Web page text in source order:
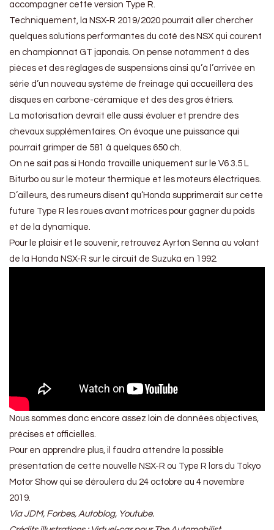
accompagner cette version Type R.
Techniquement, la NSX-R 2019/2020 pourrait aller chercher
quelques solutions performantes du coté des NSX qui courent
en championnat GT japonais. On pense notamment à des
pièces et des réglages de suspensions ainsi qu’à l’arrivée en
série d’un nouveau système de freinage qui accueillera des
disques en carbone-céramique et des des gros étriers.
La motorisation devrait elle aussi évoluer et prendre des
chevaux supplémentaires. On évoque une puissance qui
pourrait grimper de 581 à quelques 650 ch.
On ne sait pas si Honda travaille uniquement sur le V6 3.5 L
Biturbo ou sur le moteur thermique et les moteurs électriques.
D’ailleurs, des rumeurs disent qu’Honda supprimerait sur cette
future Type R les roues avant motrices pour gagner du poids
et de la dynamique.
Pour le plaisir et le souvenir, retrouvez Ayrton Senna au volant
de la Honda NSX-R sur le circuit de Suzuka en 1992.
Nous sommes donc encore assez loin de données objectives,
précises et officielles.
Pour en apprendre plus, il faudra attendre la possible
présentation de cette nouvelle NSX-R ou Type R lors du Tokyo
Motor Show qui se déroulera du 24 octobre au 4 novembre
2019.
Via JDM, Forbes, Autoblog, Youtube.